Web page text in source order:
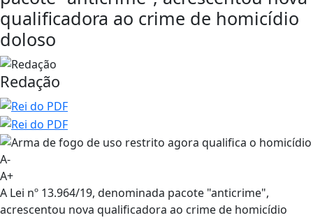
qualificadora ao crime de homicídio
doloso
Redação
A-
A+
A Lei nº 13.964/19, denominada pacote "anticrime",
acrescentou nova qualificadora ao crime de homicídio